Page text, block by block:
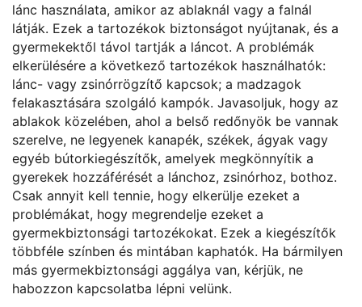
lánc használata, amikor az ablaknál vagy a falnál
látják. Ezek a tartozékok biztonságot nyújtanak, és a
gyermekektől távol tartják a láncot. A problémák
elkerülésére a következő tartozékok használhatók:
lánc- vagy zsinórrögzítő kapcsok; a madzagok
felakasztására szolgáló kampók. Javasoljuk, hogy az
ablakok közelében, ahol a belső redőnyök be vannak
szerelve, ne legyenek kanapék, székek, ágyak vagy
egyéb bútorkiegészítők, amelyek megkönnyítik a
gyerekek hozzáférését a lánchoz, zsinórhoz, bothoz.
Csak annyit kell tennie, hogy elkerülje ezeket a
problémákat, hogy megrendelje ezeket a
gyermekbiztonsági tartozékokat. Ezek a kiegészítők
többféle színben és mintában kaphatók. Ha bármilyen
más gyermekbiztonsági aggálya van, kérjük, ne
habozzon kapcsolatba lépni velünk.